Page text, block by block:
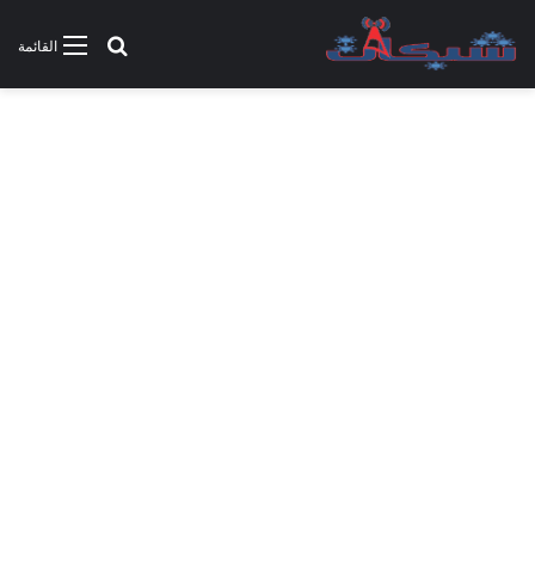
القائمةبحث عن